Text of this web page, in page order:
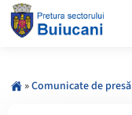
»Comunicate de presă